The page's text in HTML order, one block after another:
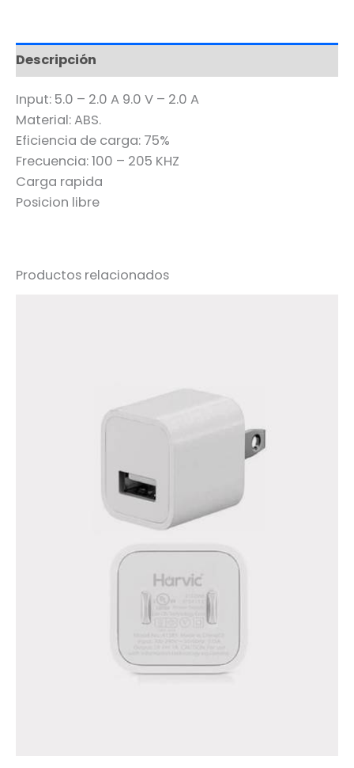
Descripción
Input: 5.0 – 2.0 A 9.0 V – 2.0 A
Material: ABS.
Eficiencia de carga: 75%
Frecuencia: 100 – 205 KHZ
Carga rapida
Posicion libre
Productos relacionados